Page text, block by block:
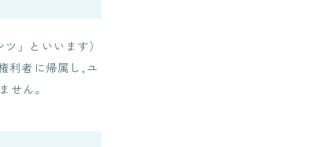
」といいます）
利者に帰属し,ユ
ん。